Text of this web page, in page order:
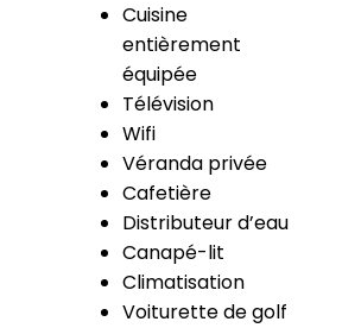
Cuisine
entièrement
équipée
Télévision
Wifi
Véranda privée
Cafetière
Distributeur d’eau
Canapé-lit
Climatisation
Voiturette de golf